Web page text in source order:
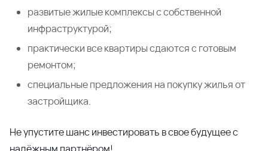
развитые жилые комплексы с собственной
инфраструктурой;
практически все квартиры сдаются с готовым
ремонтом;
специальные предложения на покупку жилья от
застройщика.
Не упустите шанс инвестировать в свое будущее с